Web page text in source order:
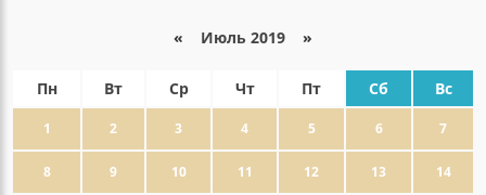
« Июль 2019 »
Пн Вт Ср Чт Пт Сб Вс
1 2 3 4 5 6 7
8 9 10 11 12 13 14